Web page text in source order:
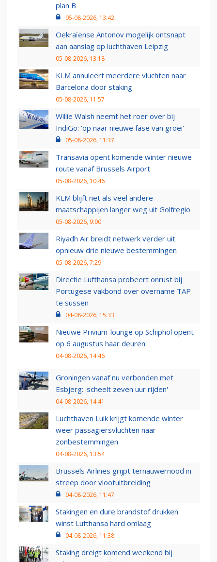
plan B
05-08-2026, 13:42
Oekraïense Antonov mogelijk ontsnapt
aan aanslag op luchthaven Leipzig
05-08-2026, 13:18
KLM annuleert meerdere vluchten naar
Barcelona door staking
05-08-2026, 11:57
Willie Walsh neemt het roer over bij
IndiGo: 'op naar nieuwe fase van groei'
05-08-2026, 11:37
Transavia opent komende winter nieuwe
route vanaf Brussels Airport
05-08-2026, 10:46
KLM blijft net als veel andere
maatschappijen langer weg uit Golfregio
05-08-2026, 9:00
Riyadh Air breidt netwerk verder uit:
opnieuw drie nieuwe bestemmingen
05-08-2026, 7:29
Directie Lufthansa probeert onrust bij
Portugese vakbond over overname TAP
te sussen
04-08-2026, 15:33
Nieuwe Privium-lounge op Schiphol opent
op 6 augustus haar deuren
04-08-2026, 14:46
Groningen vanaf nu verbonden met
Esbjerg: 'scheelt zeven uur rijden'
04-08-2026, 14:41
Luchthaven Luik krijgt komende winter
weer passagiersvluchten naar
zonbestemmingen
04-08-2026, 13:54
Brussels Airlines grijpt ternauwernood in:
streep door vlootuitbreiding
04-08-2026, 11:47
Stakingen en dure brandstof drukken
winst Lufthansa hard omlaag
04-08-2026, 11:38
Staking dreigt komend weekend bij